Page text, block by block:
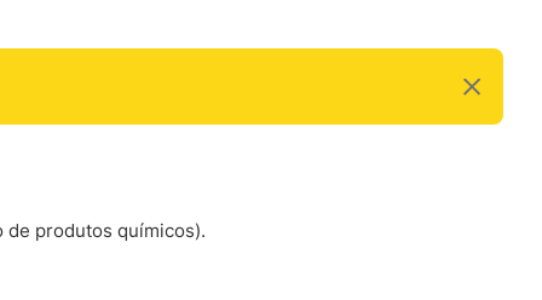
de produtos químicos).